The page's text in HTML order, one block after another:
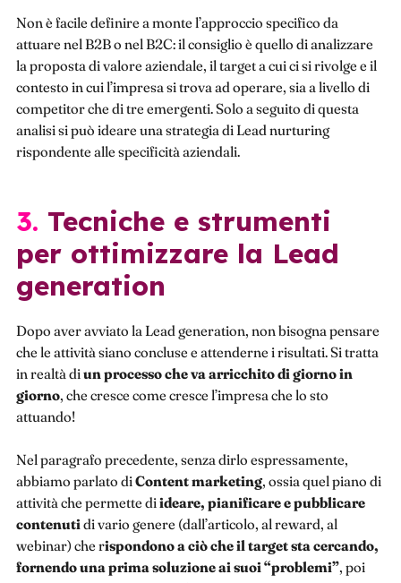
Non è facile definire a monte l’approccio specifico da
attuare nel B2B o nel B2C: il consiglio è quello di analizzare
la proposta di valore aziendale, il target a cui ci si rivolge e il
contesto in cui l’impresa si trova ad operare, sia a livello di
competitor che di tre emergenti. Solo a seguito di questa
analisi si può ideare una strategia di Lead nurturing
rispondente alle specificità aziendali.
3. Tecniche e strumenti
per ottimizzare la Lead
generation
Dopo aver avviato la Lead generation, non bisogna pensare
che le attività siano concluse e attenderne i risultati. Si tratta
in realtà diun processo che va arricchito di giorno in
giorno, che cresce come cresce l’impresa che lo sto
attuando!
Nel paragrafo precedente, senza dirlo espressamente,
abbiamo parlato diContent marketing, ossia quel piano di
attività che permette diideare, pianificare e pubblicare
contenutidi vario genere (dall’articolo, al reward, al
webinar) che rispondono a ciò che il target sta cercando,
fornendo una prima soluzione ai suoi “problemi”, poi